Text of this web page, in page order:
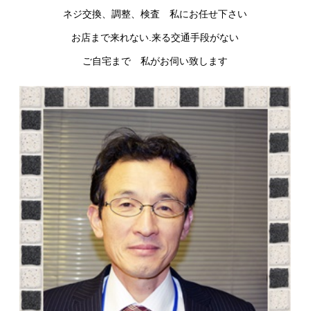
ネジ交換、調整、検査 私にお任せ下さい
お店まで来れない.来る交通手段がない
ご自宅まで 私がお伺い致します